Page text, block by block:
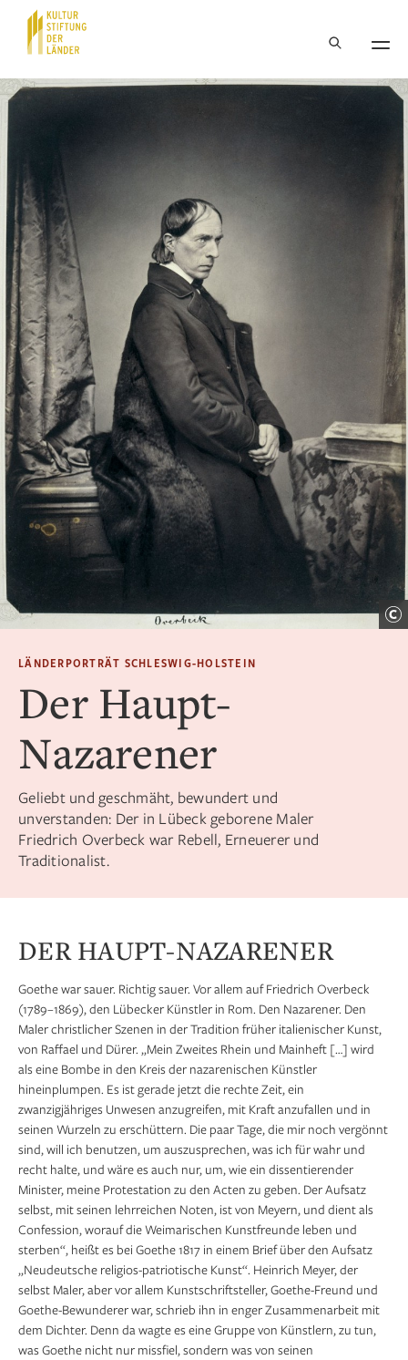
Hauptnavigation
LÄNDERPORTRÄT SCHLESWIG-HOLSTEIN
Der Haupt-
Nazarener
Geliebt und geschmäht, bewundert und
unverstanden: Der in Lübeck geborene Maler
Friedrich Overbeck war Rebell, Erneuerer und
Traditionalist.
DER HAUPT-NAZARENER
Goethe war sauer. Richtig sauer. Vor allem auf Friedrich Overbeck
(1789–1869), den Lübecker Künstler in Rom. Den Nazarener. Den
Maler christlicher Szenen in der Tradition früher italienischer Kunst,
von Raffael und Dürer. „Mein Zweites Rhein und Mainheft […] wird
als eine Bombe in den Kreis der nazarenischen Künstler
hineinplumpen. Es ist gerade jetzt die rechte Zeit, ein
zwanzigjähriges Unwesen anzugreifen, mit Kraft anzufallen und in
seinen Wurzeln zu erschüttern. Die paar Tage, die mir noch vergönnt
sind, will ich benutzen, um auszusprechen, was ich für wahr und
recht halte, und wäre es auch nur, um, wie ein dissentierender
Minister, meine Protestation zu den Acten zu geben. Der Aufsatz
selbst, mit seinen lehrreichen Noten, ist von Meyern, und dient als
Confession, worauf die Weimarischen Kunstfreunde leben und
sterben“, heißt es bei Goethe 1817 in einem Brief über den Aufsatz
„Neudeutsche religios-patriotische Kunst“. Heinrich Meyer, der
selbst Maler, aber vor allem Kunstschrift­steller, Goethe-Freund und
Goethe-Bewunderer war, schrieb ihn in enger Zusammenarbeit mit
dem Dichter. Denn da wagte es eine Gruppe von Künstlern, zu tun,
was Goethe nicht nur missfiel, sondern was von seinen